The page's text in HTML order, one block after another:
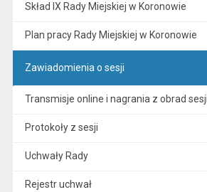
Skład IX Rady Miejskiej w Koronowie
Plan pracy Rady Miejskiej w Koronowie
Zawiadomienia o sesji
Transmisje online i nagrania z obrad sesji
Protokoły z sesji
Uchwały Rady
Rejestr uchwał